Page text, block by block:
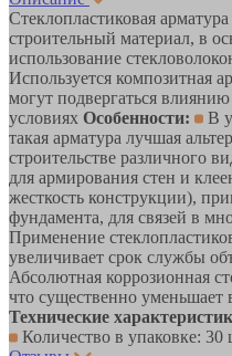
Стеклопластиковая
строительный материал, в
использование
Используется композитная
могут подвергаться
условиях Особенности:
В
такая арматура лучшая
строительстве различного
для армирования стен и
жесткость конструкции),
фундамента, для связей в
Применение
увеличивает срок службы
Абсолютная коррозионная
что существенно уменьшает
Технические
Количество в упаковке: 30